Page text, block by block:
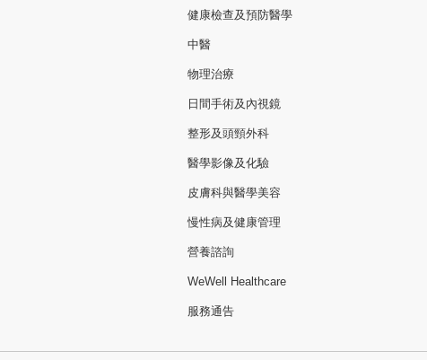
健康檢查及預防醫學
中醫
物理治療
日間手術及內視鏡
整形及頭頸外科
醫學影像及化驗
皮膚科與醫學美容
慢性病及健康管理
營養諮詢
WeWell Healthcare
服務通告